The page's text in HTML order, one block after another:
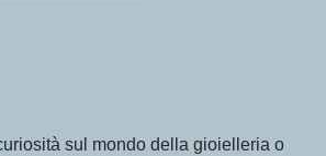
sul mondo della gioielleria o